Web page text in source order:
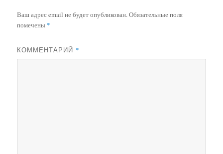
Ваш адрес email не будет опубликован.Обязательные поля
помечены *
КОММЕНТАРИЙ *